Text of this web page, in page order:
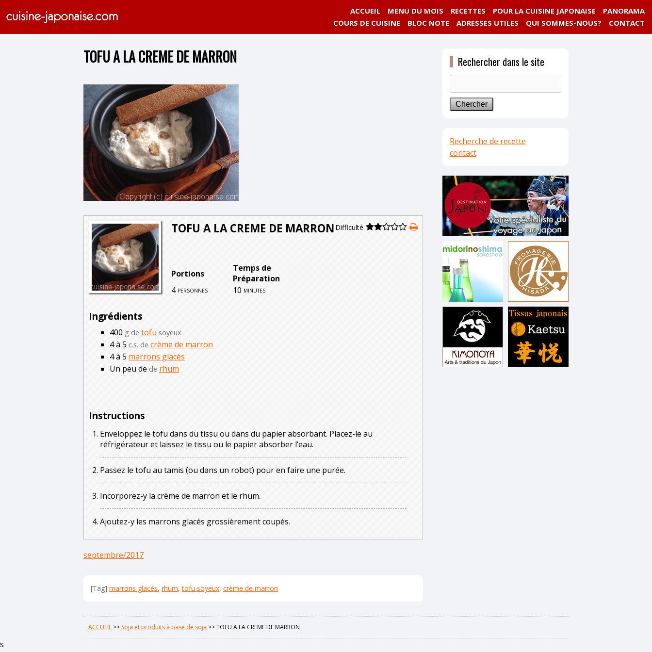
PANORAMA
POUR LA CUISINE JAPONAISE
RECETTES
MENU DU MOIS
ACCUEIL
CONTACT
QUI SOMMES-NOUS?
ADRESSES UTILES
BLOC NOTE
COURS DE CUISINE
TOFU A LA CREME DE MARRON
TOFU A LA CREME DE MARRON Difficulté
Portions
Temps de
Préparation
4 personnes 10 minutes
Ingrédients
400 g de tofu soyeux
4 à 5 c.s. de crème de marron
4 à 5 marrons glacés
Un peu de de rhum
Instructions
Enveloppez le tofu dans du tissu ou dans du papier absorbant. Placez-le au
réfrigérateur et laissez le tissu ou le papier absorber l’eau.
Passez le tofu au tamis (ou dans un robot) pour en faire une purée.
Incorporez-y la crème de marron et le rhum.
Ajoutez-y les marrons glacés grossièrement coupés.
septembre/2017
[Tag] marrons glacés, rhum,tofu soyeux, crème de marron
Rechercher dans le site
Recherche de recette
contact
ACCUEIL >> Soja et produits à base de soja >>TOFU A LA CREME DE MARRON
s